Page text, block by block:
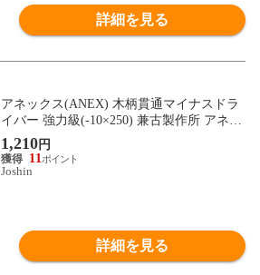
詳細を見る
アネックス(ANEX) 木柄貫通マイナスドラ
イバー 強力級(-10×250) 兼古製作所 アネッ
クスツール 170-10-250 【返品種別B】
1,210円
11
Joshin
詳細を見る